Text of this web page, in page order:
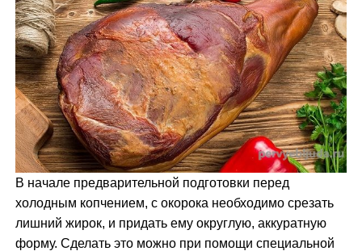
В начале предварительной подготовки перед
холодным копчением, с окорока необходимо срезать
лишний жирок, и придать ему округлую, аккуратную
форму. Сделать это можно при помощи специальной